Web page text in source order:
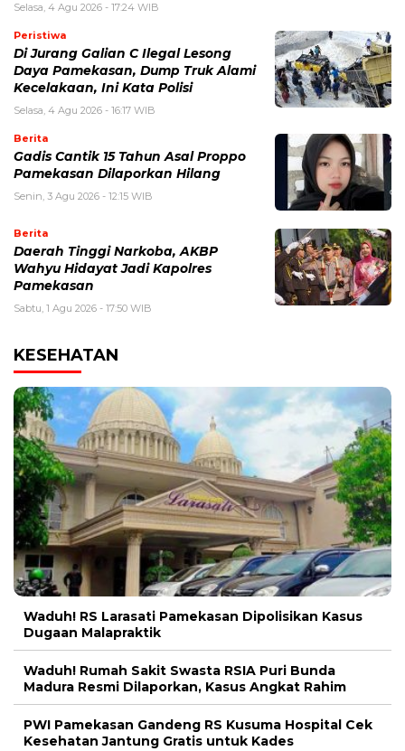
Selasa, 4 Agu 2026 - 17:24 WIB
Peristiwa
Di Jurang Galian C Ilegal Lesong
Daya Pamekasan, Dump Truk Alami
Kecelakaan, Ini Kata Polisi
Selasa, 4 Agu 2026 - 16:17 WIB
Berita
Gadis Cantik 15 Tahun Asal Proppo
Pamekasan Dilaporkan Hilang
Senin, 3 Agu 2026 - 12:15 WIB
Berita
Daerah Tinggi Narkoba, AKBP
Wahyu Hidayat Jadi Kapolres
Pamekasan
Sabtu, 1 Agu 2026 - 17:50 WIB
KESEHATAN
Waduh! RS Larasati Pamekasan Dipolisikan Kasus
Dugaan Malapraktik
Waduh! Rumah Sakit Swasta RSIA Puri Bunda
Madura Resmi Dilaporkan, Kasus Angkat Rahim
PWI Pamekasan Gandeng RS Kusuma Hospital Cek
Kesehatan Jantung Gratis untuk Kades